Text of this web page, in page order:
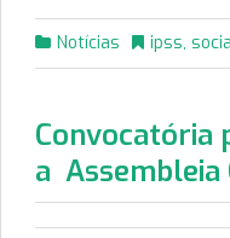
Notícias ipss,
Convocatória
a Assembleia